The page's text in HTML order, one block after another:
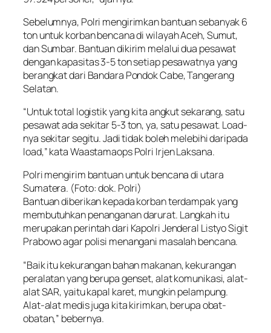
Sebelumnya, Polri mengirimkan bantuan sebanyak 6
ton untuk korban bencana di wilayah Aceh, Sumut,
dan Sumbar. Bantuan dikirim melalui dua pesawat
dengan kapasitas 3-5 ton setiap pesawatnya yang
berangkat dari Bandara Pondok Cabe, Tangerang
Selatan.
“Untuk total logistik yang kita angkut sekarang, satu
pesawat ada sekitar 5-3 ton, ya, satu pesawat. Load-
nya sekitar segitu. Jadi tidak boleh melebihi daripada
load,” kata Waastamaops Polri Irjen Laksana.
Polri mengirim bantuan untuk bencana di utara
Sumatera. (Foto: dok. Polri)
Bantuan diberikan kepada korban terdampak yang
membutuhkan penanganan darurat. Langkah itu
merupakan perintah dari Kapolri Jenderal Listyo Sigit
Prabowo agar polisi menangani masalah bencana.
“Baik itu kekurangan bahan makanan, kekurangan
peralatan yang berupa genset, alat komunikasi, alat-
alat SAR, yaitu kapal karet, mungkin pelampung.
Alat-alat medis juga kita kirimkan, berupa obat-
obatan,” bebernya.